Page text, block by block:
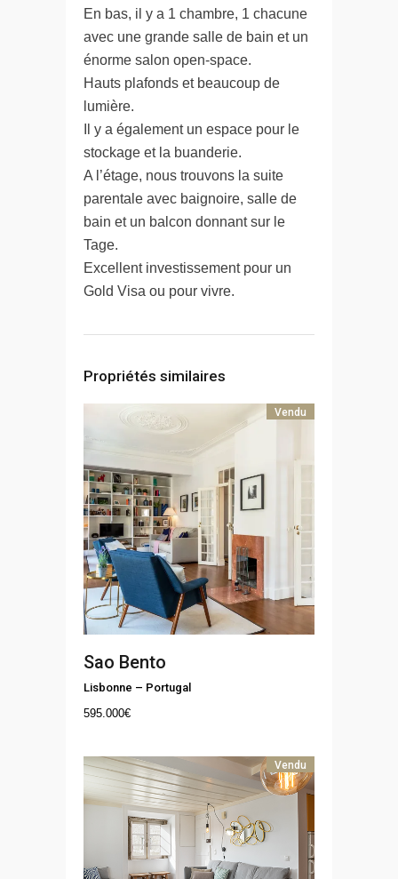
En bas, il y a 1 chambre, 1 chacune
avec une grande salle de bain et un
énorme salon open-space.
Hauts plafonds et beaucoup de
lumière.
Il y a également un espace pour le
stockage et la buanderie.
A l’étage, nous trouvons la suite
parentale avec baignoire, salle de
bain et un balcon donnant sur le
Tage.
Excellent investissement pour un
Gold Visa ou pour vivre.
Propriétés similaires
Vendu
Sao Bento
Lisbonne – Portugal
595.000€
Vendu